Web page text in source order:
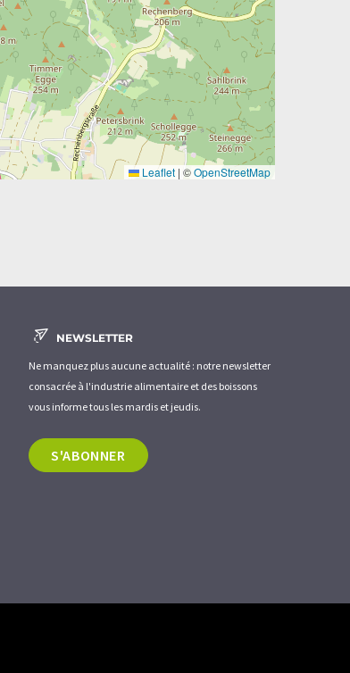
Leaflet | ©OpenStreetMap
NEWSLETTER
Ne manquez plus aucune actualité : notre newsletter
consacrée à l'industrie alimentaire et des boissons
vous informe tous les mardis et jeudis.
S'ABONNER